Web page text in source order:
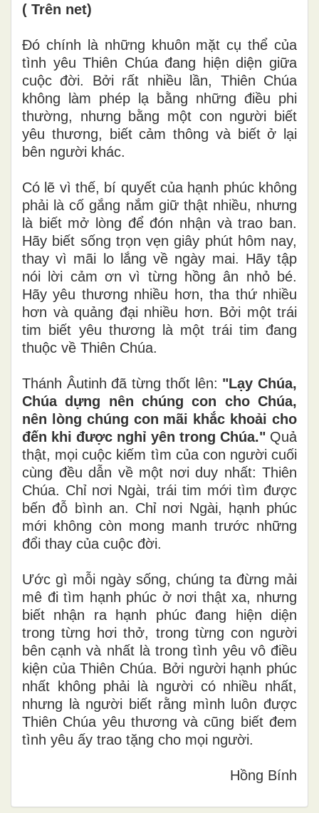
( Trên net)
Đó chính là những khuôn mặt cụ thể của
tình yêu Thiên Chúa đang hiện diện giữa
cuộc đời. Bởi rất nhiều lần, Thiên Chúa
không làm phép lạ bằng những điều phi
thường, nhưng bằng một con người biết
yêu thương, biết cảm thông và biết ở lại
bên người khác.
Có lẽ vì thế, bí quyết của hạnh phúc không
phải là cố gắng nắm giữ thật nhiều, nhưng
là biết mở lòng để đón nhận và trao ban.
Hãy biết sống trọn vẹn giây phút hôm nay,
thay vì mãi lo lắng về ngày mai. Hãy tập
nói lời cảm ơn vì từng hồng ân nhỏ bé.
Hãy yêu thương nhiều hơn, tha thứ nhiều
hơn và quảng đại nhiều hơn. Bởi một trái
tim biết yêu thương là một trái tim đang
thuộc về Thiên Chúa.
Thánh Âutinh đã từng thốt lên: "Lạy Chúa,
Chúa dựng nên chúng con cho Chúa,
nên lòng chúng con mãi khắc khoải cho
đến khi được nghỉ yên trong Chúa." Quả
thật, mọi cuộc kiếm tìm của con người cuối
cùng đều dẫn về một nơi duy nhất: Thiên
Chúa. Chỉ nơi Ngài, trái tim mới tìm được
bến đỗ bình an. Chỉ nơi Ngài, hạnh phúc
mới không còn mong manh trước những
đổi thay của cuộc đời.
Ước gì mỗi ngày sống, chúng ta đừng mải
mê đi tìm hạnh phúc ở nơi thật xa, nhưng
biết nhận ra hạnh phúc đang hiện diện
trong từng hơi thở, trong từng con người
bên cạnh và nhất là trong tình yêu vô điều
kiện của Thiên Chúa. Bởi người hạnh phúc
nhất không phải là người có nhiều nhất,
nhưng là người biết rằng mình luôn được
Thiên Chúa yêu thương và cũng biết đem
tình yêu ấy trao tặng cho mọi người.
Hồng Bính